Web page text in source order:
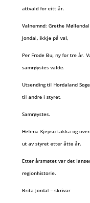
attvald for eitt år.
Valnemnd: Grethe
Jondal, ikkje på val,
Per Frode Bu, ny for tre år.
samrøystes valde.
Utsending til Hordaland
til andre i styret.
Samrøystes.
Helena Kjepso takka og
ut av styret etter åtte år.
Etter årsmøtet var det
regionhistorie.
Brita Jordal – skrivar